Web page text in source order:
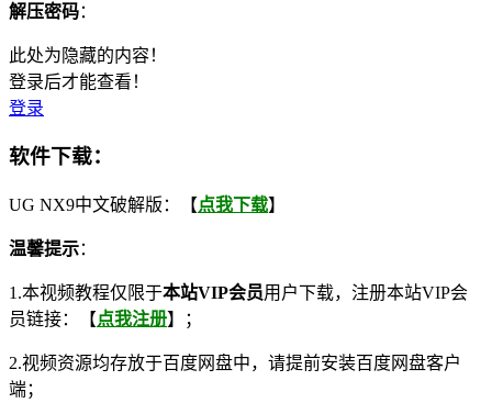
解压密码：
此处为隐藏的内容！
登录后才能查看！
登录
软件下载：
UG NX9中文破解版：【点我下载】
温馨提示：
1.本视频教程仅限于本站VIP会员用户下载，注册本站VIP会
员链接：【点我注册】；
2.视频资源均存放于百度网盘中，请提前安装百度网盘客户
端；